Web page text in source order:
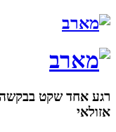
רגע אחד שקט
אזולאי